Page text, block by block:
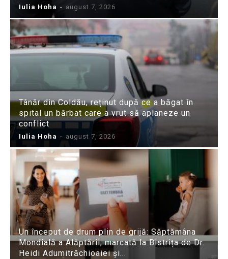
Iulia Hoha - august 7, 2026
Tânăr din Coldău, reținut după ce a băgat în
spital un bărbat care a vrut să aplaneze un
conflict
Iulia Hoha - august 7, 2026
Un început de drum plin de grijă: Săptămâna
Mondială a Alăptării, marcată la Bistrița de Dr.
Heidi Adumitrăchioaiei și...